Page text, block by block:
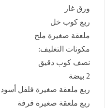
ورق غار
ربع كوب خل
ملعقة صغيرة ملح
مكونات التغليف:
نصف كوب دقيق
2 بيضة
ربع ملعقة صغيرة فلفل أسود
ربع ملعقة صغيرة قرفة